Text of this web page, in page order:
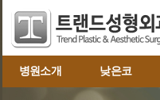
병원소개 낮은코